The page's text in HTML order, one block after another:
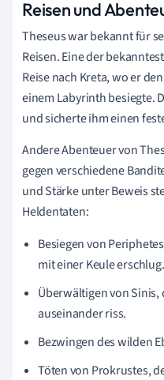
Reisen und
Theseus war bekannt für
Reisen. Eine der
Reise nach Kreta, wo er
einem Labyrinth besiegte.
und sicherte ihm einen
Andere Abenteuer von
gegen verschiedene
und Stärke unter Beweis
Heldentaten:
Besiegen von
mit einer Keule erschlug.
Überwältigen von
auseinander riss.
Bezwingen des wilden
Töten von Prokrustes,